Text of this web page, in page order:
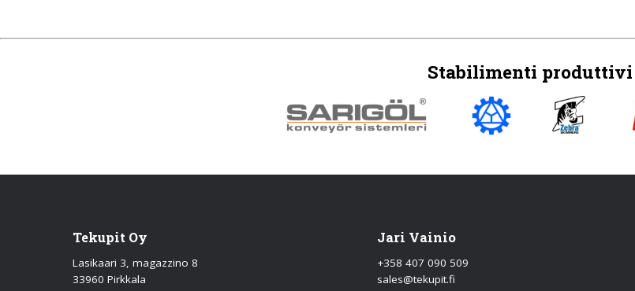
Stabilimenti produttivi
Tekupit Oy
Lasikaari 3, magazzino 8
33960 Pirkkala
Jari Vainio
+358 407 090 509
sales@tekupit.fi